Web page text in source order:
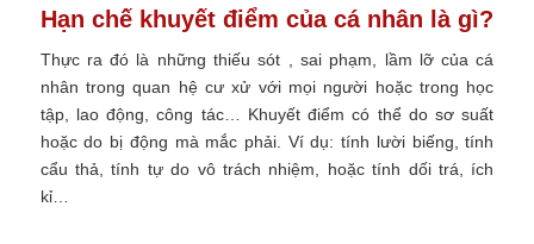
Hạn chế khuyết điểm của cá nhân là gì?
Thực ra đó là những thiếu sót , sai phạm, lầm lỡ của cá
nhân trong quan hệ cư xử với mọi người hoặc trong học
tập, lao động, công tác… Khuyết điểm có thể do sơ suất
hoặc do bị động mà mắc phải. Ví dụ: tính lười biếng, tính
cẩu thả, tính tự do vô trách nhiệm, hoặc tính dối trá, ích
kỉ…